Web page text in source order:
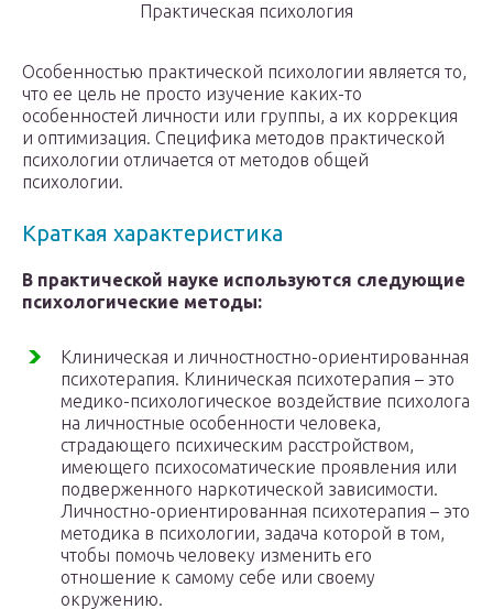
Практическая психология
Особенностью практической психологии является то,
что ее цель не просто изучение каких-то
особенностей личности или группы, а их коррекция
и оптимизация. Специфика методов практической
психологии отличается от методов общей
психологии.
Краткая характеристика
В практической науке используются следующие
психологические методы:
Клиническая и личностностно-ориентированная
психотерапия. Клиническая психотерапия – это
медико-психологическое воздействие психолога
на личностные особенности человека,
страдающего психическим расстройством,
имеющего психосоматические проявления или
подверженного наркотической зависимости.
Личностно-ориентированная психотерапия – это
методика в психологии, задача которой в том,
чтобы помочь человеку изменить его
отношение к самому себе или своему
окружению.